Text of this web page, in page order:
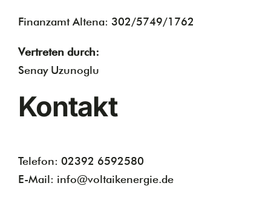
Finanzamt Altena: 302/5749/1762
Vertreten durch:
Senay Uzunoglu
Kontakt
Telefon: 02392 6592580
E-Mail: info@voltaikenergie.de